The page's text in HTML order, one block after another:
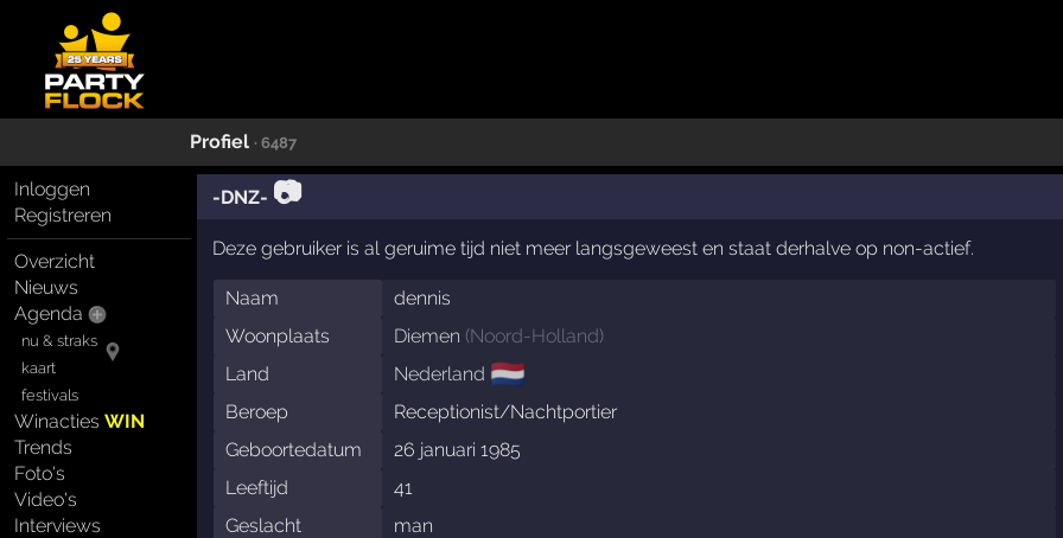
Profiel · 6487
Inloggen
Registreren
Overzicht
Nieuws
Agenda
nu & straks
kaart
festivals
WinactiesWIN
Trends
Foto's
Video's
Interviews
-DNZ- 📷
Deze gebruiker is al geruime tijd niet meer langsgeweest en staat derhalve op non-actief.
Naam
dennis
Woonplaats
Diemen (Noord-Holland)
Land
Nederland 🇳🇱
Beroep
Receptionist/Nachtportier
Geboortedatum
26 januari 1985
Leeftijd
41
Geslacht
man